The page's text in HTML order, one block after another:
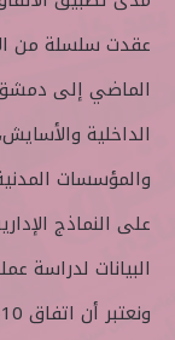
عقدت سلسلة من
الماضي إلى دمشق
الداخلية
والمؤسسات
على النماذج
البيانات لدراسة